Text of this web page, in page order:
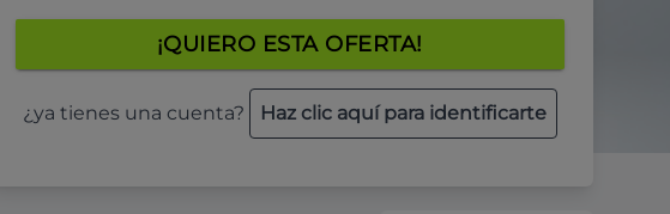
¡QUIERO ESTA OFERTA!
¿ya tienes una cuenta? Haz clic aquí para identificarte